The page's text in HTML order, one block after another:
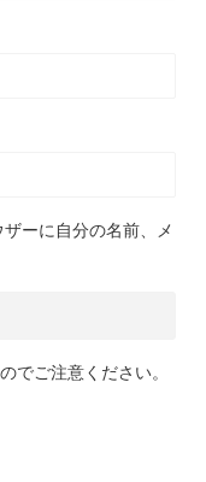
ーに自分の名前、メ
でご注意ください。